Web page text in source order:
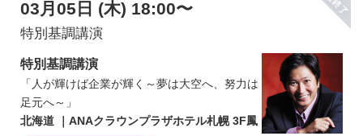
03月05日 (木) 18:00〜
特別基調講演
特別基調講演
「人が輝けば企業が輝く～夢は大空へ、努力は
足元へ～」
北海道 ｜ANAクラウンプラザホテル札幌 3F鳳